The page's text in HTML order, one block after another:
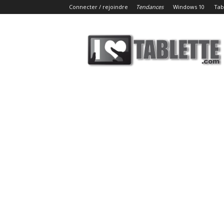
Connecter / rejoindre Tendances Windows 10